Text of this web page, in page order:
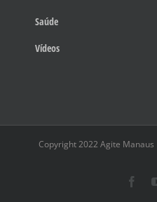
Saúde
Vídeos
Copyright 2022 Agite